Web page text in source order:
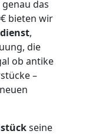
das
bieten wir
,
die
ob antike
–
seine